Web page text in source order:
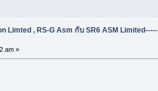
Limted , RS-G Asm กับ SR6 ASM Limited-----
am »